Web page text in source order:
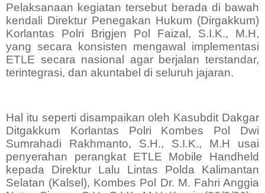
Pelaksanaan kegiatan tersebut berada di bawah
kendali Direktur Penegakan Hukum (Dirgakkum)
Korlantas Polri Brigjen Pol Faizal, S.I.K., M.H,
yang secara konsisten mengawal implementasi
ETLE secara nasional agar berjalan terstandar,
terintegrasi, dan akuntabel di seluruh jajaran.
Hal itu seperti disampaikan oleh Kasubdit Dakgar
Ditgakkum Korlantas Polri Kombes Pol Dwi
Sumrahadi Rakhmanto, S.H., S.I.K., M.H usai
penyerahan perangkat ETLE Mobile Handheld
kepada Direktur Lalu Lintas Polda Kalimantan
Selatan (Kalsel), Kombes Pol Dr. M. Fahri Anggia